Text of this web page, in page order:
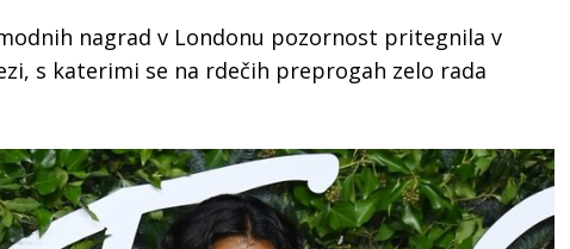
nagrad v Londonu pozornost pritegnila v
s katerimi se na rdečih preprogah zelo rada